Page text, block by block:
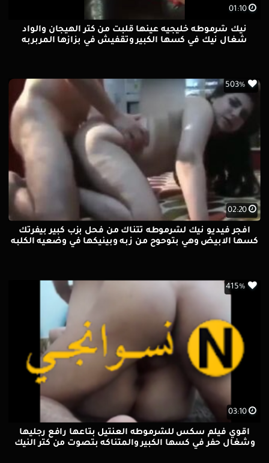
01:10
نيك شرموطه خليجيه عينها قلبت من كتر الهيجان والواد
شغال نيك في كسها الكبير وتقفيش في بزازها المربربه
02:20
503%
افجر فيديو نيك لشرموطه تتناك من فحل بزب كبير بيفرتك
كسها الابيض وهي بتوحوح من زبه وبينيكها في وضعيه الكلبه
03:10
415%
اقوي فيلم سكس للشرموطه العنتيل بتاعها رافع رجليها
وشغال حفر في كسها الكبير والمتناكه بتصوت من كتر النيك